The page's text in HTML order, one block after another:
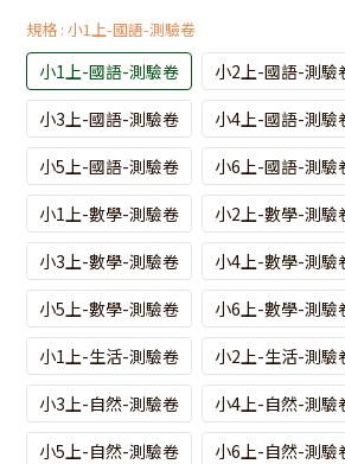
規格 : 小1上-國語-測驗卷
小1上-國語-測驗卷
小2上-國語-測驗
小3上-國語-測驗卷
小4上-國語-測驗
小5上-國語-測驗卷
小6上-國語-測驗
小1上-數學-測驗卷
小2上-數學-測驗
小3上-數學-測驗卷
小4上-數學-測驗
小5上-數學-測驗卷
小6上-數學-測驗
小1上-生活-測驗卷
小2上-生活-測驗
小3上-自然-測驗卷
小4上-自然-測驗
小5上-自然-測驗卷
小6上-自然-測驗